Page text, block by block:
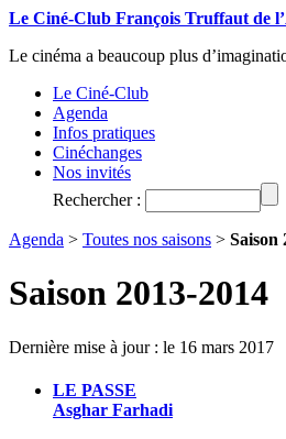
Le Ciné-Club François Truffaut de
Le cinéma a beaucoup plus
Le Ciné-Club
Agenda
Infos pratiques
Cinéchanges
Nos invités
Rechercher :
Agenda > Toutes nos saisons > Saison
Saison 2013-2014
Dernière mise à jour : le 16 mars 2017
LE PASSE
Asghar Farhadi